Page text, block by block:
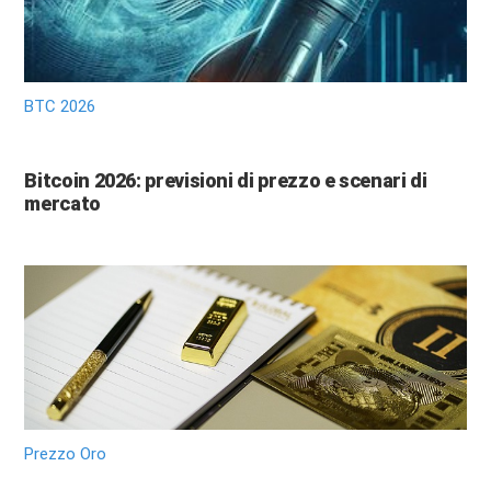
BTC 2026
Bitcoin 2026: previsioni di prezzo e scenari di
mercato
Prezzo Oro